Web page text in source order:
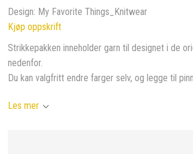
Design: My Favorite Things_Knitwear
Kjøp oppskrift
Strikkepakken inneholder garn til designet i de
nedenfor.
Du kan valgfritt endre farger selv, og legge til
Les mer